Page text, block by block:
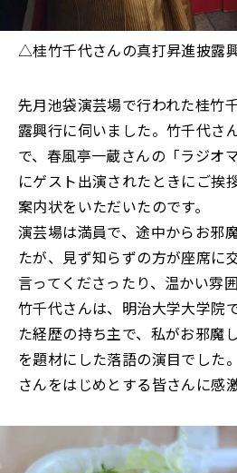
△桂竹千代さんの真打昇進披露
先月池袋演芸場で行われた桂竹
露興行に伺いました。竹千代さ
で、春風亭一蔵さんの「ラジオ
にゲスト出演されたときにご挨
案内状をいただいたのです。
演芸場は満員で、途中からお邪
たが、見ず知らずの方が座席に
言ってくださったり、温かい雰
竹千代さんは、明治大学大学院
た経歴の持ち主で、私がお邪魔
を題材にした落語の演目でした
さんをはじめとする皆さんに感